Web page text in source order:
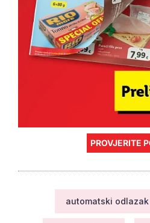
PROVJERITE
automatski